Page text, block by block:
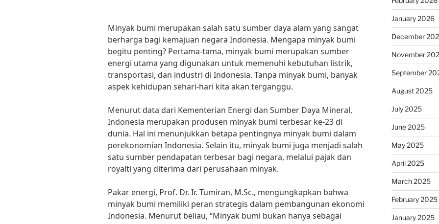
Minyak bumi merupakan salah satu sumber daya alam yang sangat
berharga bagi kemajuan negara Indonesia. Mengapa minyak bumi
begitu penting? Pertama-tama, minyak bumi merupakan sumber
energi utama yang digunakan untuk memenuhi kebutuhan listrik,
transportasi, dan industri di Indonesia. Tanpa minyak bumi, banyak
aspek kehidupan sehari-hari kita akan terganggu.
Menurut data dari Kementerian Energi dan Sumber Daya Mineral,
Indonesia merupakan produsen minyak bumi terbesar ke-23 di
dunia. Hal ini menunjukkan betapa pentingnya minyak bumi dalam
perekonomian Indonesia. Selain itu, minyak bumi juga menjadi salah
satu sumber pendapatan terbesar bagi negara, melalui pajak dan
royalti yang diterima dari perusahaan minyak.
Pakar energi, Prof. Dr. Ir. Tumiran, M.Sc., mengungkapkan bahwa
minyak bumi memiliki peran strategis dalam pembangunan ekonomi
Indonesia. Menurut beliau, “Minyak bumi bukan hanya sebagai
January 2026
December
November
September
August 2025
July 2025
June 2025
May 2025
April 2025
March 2025
February 2025
January 2025